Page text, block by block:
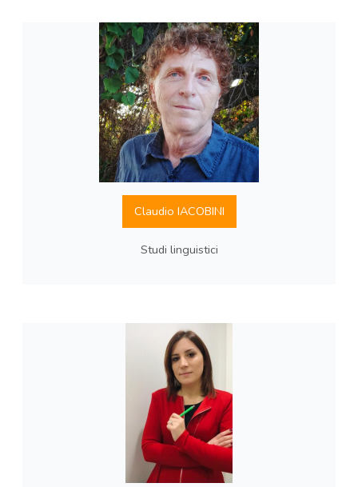
Claudio IACOBINI
Studi linguistici